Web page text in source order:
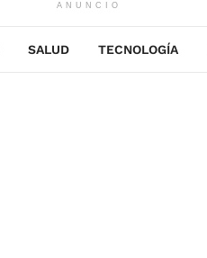
ANUNCIO
SALUD TECNOLOGÍA